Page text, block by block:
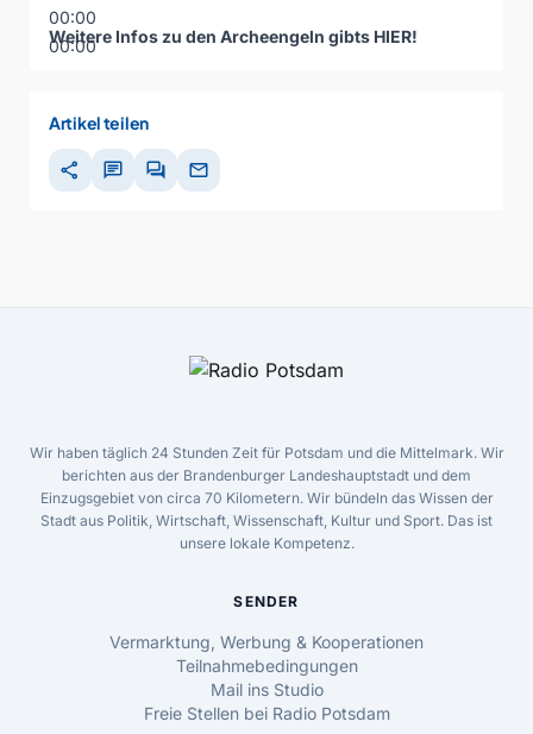
00:00
00:00
Weitere Infos zu den Archeengeln gibts HIER!
Artikel teilen
share chat forum mail
Wir haben täglich 24 Stunden Zeit für Potsdam und die Mittelmark. Wir
berichten aus der Brandenburger Landeshauptstadt und dem
Einzugsgebiet von circa 70 Kilometern. Wir bündeln das Wissen der
Stadt aus Politik, Wirtschaft, Wissenschaft, Kultur und Sport. Das ist
unsere lokale Kompetenz.
SENDER
Vermarktung, Werbung & Kooperationen
Teilnahmebedingungen
Mail ins Studio
Freie Stellen bei Radio Potsdam